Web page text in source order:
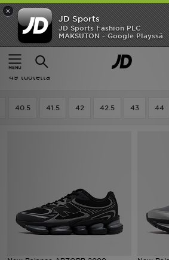
×
JD Sports
JD Sports Fashion PLC
MAKSUTON - Google Playssä
Etusivu
Miehet Miesten kengät
Miehet - New Balance Tennarit
49 tuotetta
40.5 41.5 42 42.5 43 44
Etusivu
Ale
Uutuudet
Tuotemerkit